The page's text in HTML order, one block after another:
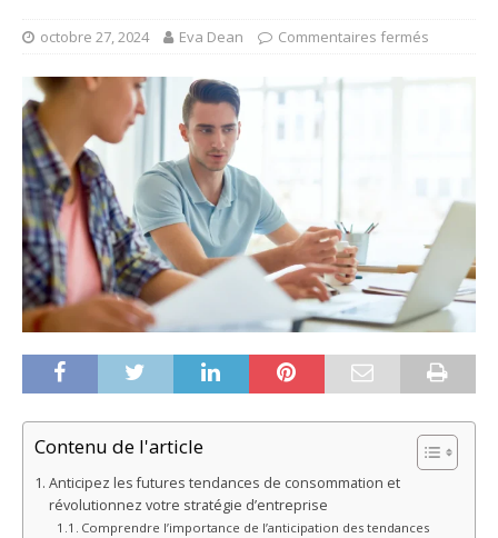
octobre 27, 2024 Eva Dean Commentaires fermés
Contenu de l'article
Anticipez les futures tendances de consommation et
révolutionnez votre stratégie d’entreprise
Comprendre l’importance de l’anticipation des tendances